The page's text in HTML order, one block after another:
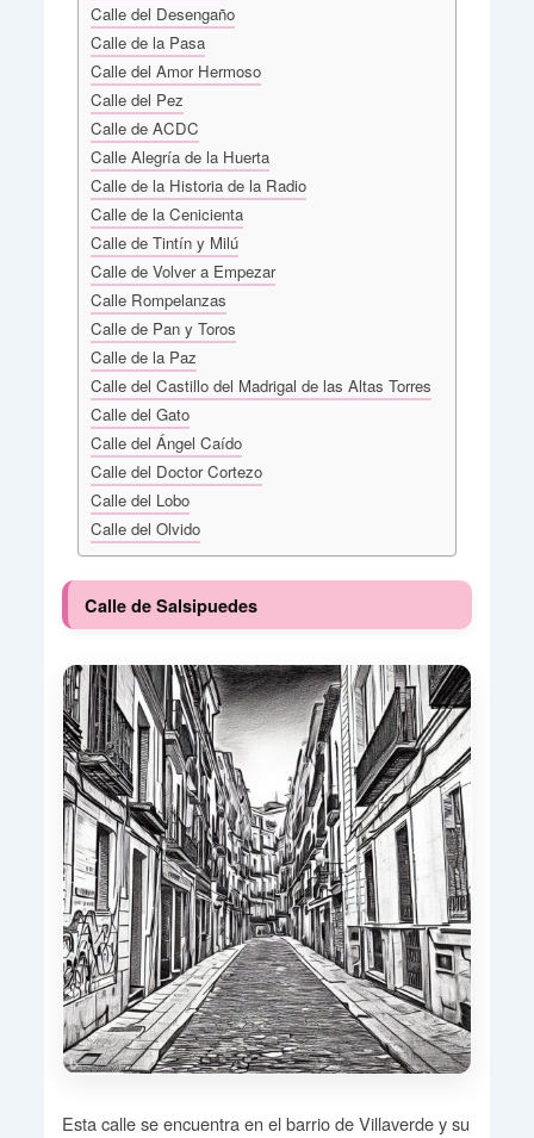
Calle del Desengaño
Calle de la Pasa
Calle del Amor Hermoso
Calle del Pez
Calle de ACDC
Calle Alegría de la Huerta
Calle de la Historia de la Radio
Calle de la Cenicienta
Calle de Tintín y Milú
Calle de Volver a Empezar
Calle Rompelanzas
Calle de Pan y Toros
Calle de la Paz
Calle del Castillo del Madrigal de las Altas Torres
Calle del Gato
Calle del Ángel Caído
Calle del Doctor Cortezo
Calle del Lobo
Calle del Olvido
Calle de Salsipuedes
Esta calle se encuentra en el barrio de Villaverde y su